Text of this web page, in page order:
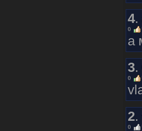
4.
0
а
3.
0
2.
0